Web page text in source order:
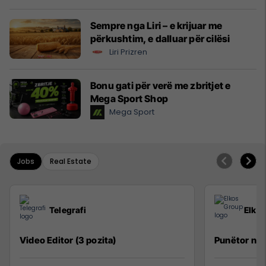
Sempre nga Liri – e krijuar me
përkushtim, e dalluar për cilësi
Liri Prizren
Bonu gati për verë me zbritjet e
Mega Sport Shop
Mega Sport
Jobs Real Estate
Telegrafi
Video Editor (3 pozita) Punëtor në